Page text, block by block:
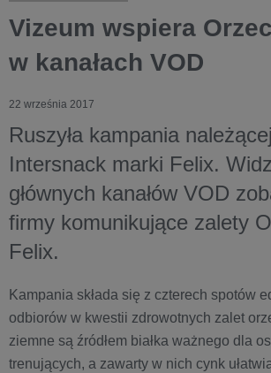
Vizeum wspiera
w kanałach VOD
22 września 2017
Ruszyła kampania
Intersnack marki Felix.
głównych kanałów VOD
firmy komunikujące zalety
Felix.
Kampania składa się z czterech spotów
odbiorów w kwestii zdrowotnych zalet
ziemne są źródłem białka ważnego dla
trenujących, a zawarty w nich cynk